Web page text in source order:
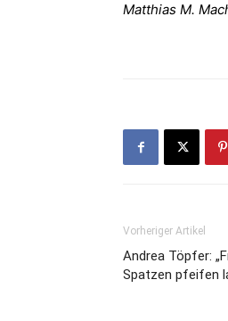
Matthias M.
Vorheriger Artikel
Andrea Töpfer:
Spatzen pfeifen